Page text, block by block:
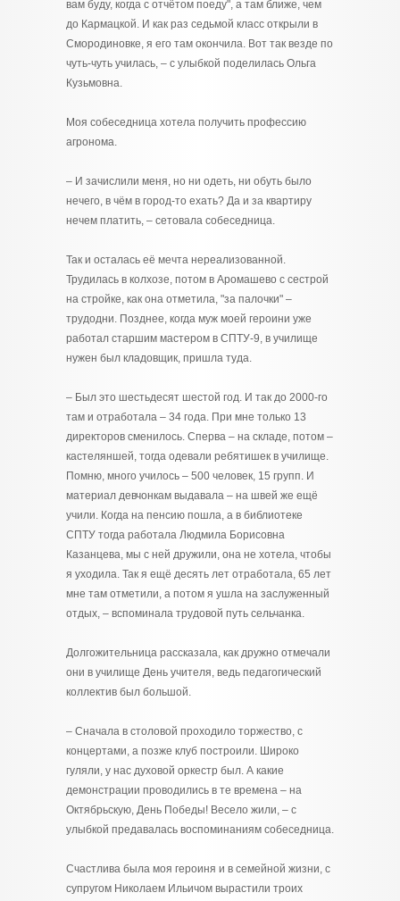
вам буду, когда с отчётом поеду", а там ближе, чем
до Кармацкой. И как раз седьмой класс открыли в
Смородиновке, я его там окончила. Вот так везде по
чуть-чуть училась, – с улыбкой поделилась Ольга
Кузьмовна.
Моя собеседница хотела получить профессию
агронома.
– И зачислили меня, но ни одеть, ни обуть было
нечего, в чём в город-то ехать? Да и за квартиру
нечем платить, – сетовала собеседница.
Так и осталась её мечта нереализованной.
Трудилась в колхозе, потом в Аромашево с сестрой
на стройке, как она отметила, "за палочки" –
трудодни. Позднее, когда муж моей героини уже
работал старшим мастером в СПТУ-9, в училище
нужен был кладовщик, пришла туда.
– Был это шестьдесят шестой год. И так до 2000-го
там и отработала – 34 года. При мне только 13
директоров сменилось. Сперва – на складе, потом –
кастеляншей, тогда одевали ребятишек в училище.
Помню, много училось – 500 человек, 15 групп. И
материал девчонкам выдавала – на швей же ещё
учили. Когда на пенсию пошла, а в библиотеке
СПТУ тогда работала Людмила Борисовна
Казанцева, мы с ней дружили, она не хотела, чтобы
я уходила. Так я ещё десять лет отработала, 65 лет
мне там отметили, а потом я ушла на заслуженный
отдых, – вспоминала трудовой путь сельчанка.
Долгожительница рассказала, как дружно отмечали
они в училище День учителя, ведь педагогический
коллектив был большой.
– Сначала в столовой проходило торжество, с
концертами, а позже клуб построили. Широко
гуляли, у нас духовой оркестр был. А какие
демонстрации проводились в те времена – на
Октябрьскую, День Победы! Весело жили, – с
улыбкой предавалась воспоминаниям собеседница.
Счастлива была моя героиня и в семейной жизни, с
супругом Николаем Ильичом вырастили троих